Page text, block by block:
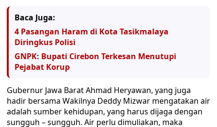
Baca Juga:
4 Pasangan Haram di Kota Tasikmalaya
Diringkus Polisi
GNPK: Bupati Cirebon Terkesan Menutupi
Pejabat Korup
Gubernur Jawa Barat Ahmad Heryawan, yang juga
hadir bersama Wakilnya Deddy Mizwar mengatakan air
adalah sumber kehidupan, yang harus dijaga dengan
sungguh – sungguh. Air perlu dimuliakan, maka